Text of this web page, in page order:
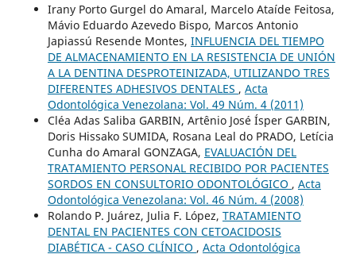
Irany Porto Gurgel do Amaral, Marcelo Ataíde Feitosa,
Mávio Eduardo Azevedo Bispo, Marcos Antonio
Japiassú Resende Montes, INFLUENCIA DEL TIEMPO
DE ALMACENAMIENTO EN LA RESISTENCIA DE UNIÓN
A LA DENTINA DESPROTEINIZADA, UTILIZANDO TRES
DIFERENTES ADHESIVOS DENTALES , Acta
Odontológica Venezolana: Vol. 49 Núm. 4 (2011)
Cléa Adas Saliba GARBIN, Artênio José Ísper GARBIN,
Doris Hissako SUMIDA, Rosana Leal do PRADO, Letícia
Cunha do Amaral GONZAGA, EVALUACIÓN DEL
TRATAMIENTO PERSONAL RECIBIDO POR PACIENTES
SORDOS EN CONSULTORIO ODONTOLÓGICO , Acta
Odontológica Venezolana: Vol. 46 Núm. 4 (2008)
Rolando P. Juárez, Julia F. López, TRATAMIENTO
DENTAL EN PACIENTES CON CETOACIDOSIS
DIABÉTICA - CASO CLÍNICO , Acta Odontológica